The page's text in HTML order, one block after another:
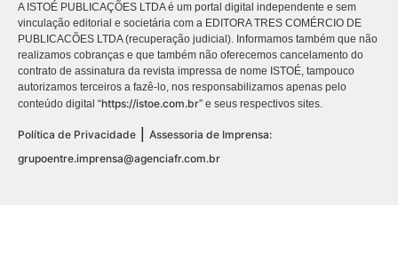
A ISTOÉ PUBLICAÇÕES LTDA é um portal digital independente e sem
vinculação editorial e societária com a EDITORA TRES COMÉRCIO DE
PUBLICACÕES LTDA (recuperação judicial). Informamos também que não
realizamos cobranças e que também não oferecemos cancelamento do
contrato de assinatura da revista impressa de nome ISTOÉ, tampouco
autorizamos terceiros a fazê-lo, nos responsabilizamos apenas pelo
conteúdo digital “https://istoe.com.br” e seus respectivos sites.
Política de Privacidade
Assessoria de Imprensa:
grupoentre.imprensa@agenciafr.com.br